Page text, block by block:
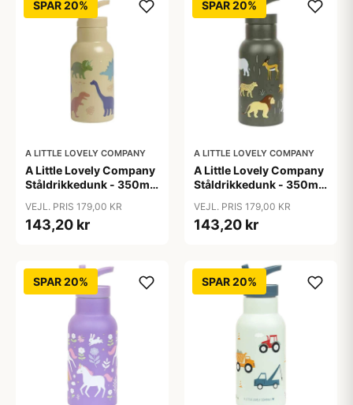
SPAR 20%
A LITTLE LOVELY COMPANY
A Little Lovely Company
Ståldrikkedunk - 350ml
VEJL. PRIS 179,00 KR
143,20 kr
SPAR 20%
A LITTLE LOVELY COMPANY
A Little Lovely Company
Ståldrikkedunk - 350ml
VEJL. PRIS 179,00 KR
143,20 kr
SPAR 20% SPAR 20%